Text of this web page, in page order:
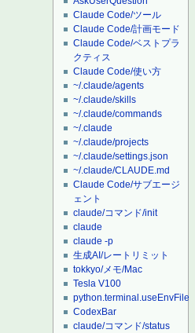
Claude Code/ツール
Claude Code/計画モード
Claude Code/ベストプラ
クティス
Claude Code/使い方
~/.claude/agents
~/.claude/skills
~/.claude/commands
~/.claude
~/.claude/projects
~/.claude/settings.json
~/.claude/CLAUDE.md
Claude Code/サブエージ
ェント
claude/コマンド/init
claude
claude -p
生成AI/レートリミット
tokkyo/メモ/Mac
Tesla V100
python.terminal.useEnvFile
CodexBar
claude/コマンド/status